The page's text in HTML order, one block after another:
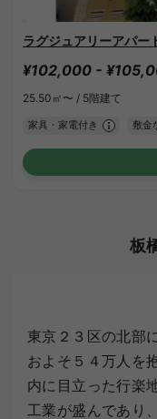
ラグジュアリーアパー
¥102,000 -
25.50㎡〜 / 5階建て
家具・家電付き 敷金
板
東京２３区の北部
およそ５４万人を
内に目立った行楽
工業が盛んであり